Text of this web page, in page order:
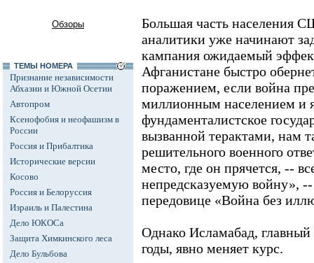
Обзоры
ТЕМЫ НОМЕРА
Признание независимости
Абхазии и Южной Осетии
Автопром
Ксенофобия и неофашизм в
России
Россия и Прибалтика
Исторические версии
Косово
Россия и Белоруссия
Израиль и Палестина
Дело ЮКОСа
Защита Химкинского леса
Дело Бульбова
Большая часть населения
аналитики уже начинают
кампания ожидаемый
Афганистане быстро
поражением, если война
миллионным населением и
фундаменталистское
вызванной терактами, нам
решительного военного
место, где он прячется, --
непредсказуемую войну»,
передовице «Война без
Однако Исламабад,
годы, явно меняет курс.